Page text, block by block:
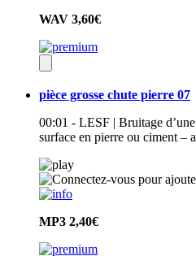
WAV 3,60€
pièce grosse chute pierre 07
00:01 - LESF | Bruitage
surface en pierre ou ciment –
MP3 2,40€